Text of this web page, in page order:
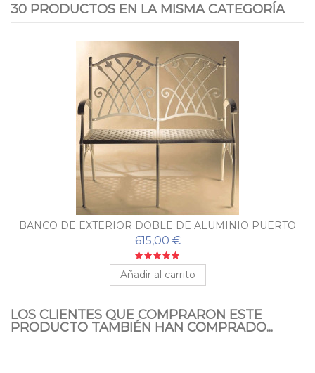
30 PRODUCTOS EN LA MISMA CATEGORÍA
BANCO DE EXTERIOR DOBLE DE ALUMINIO PUERTO
615,00 €
Añadir al carrito
LOS CLIENTES QUE COMPRARON ESTE
PRODUCTO TAMBIÉN HAN COMPRADO...